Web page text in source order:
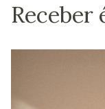
Receber